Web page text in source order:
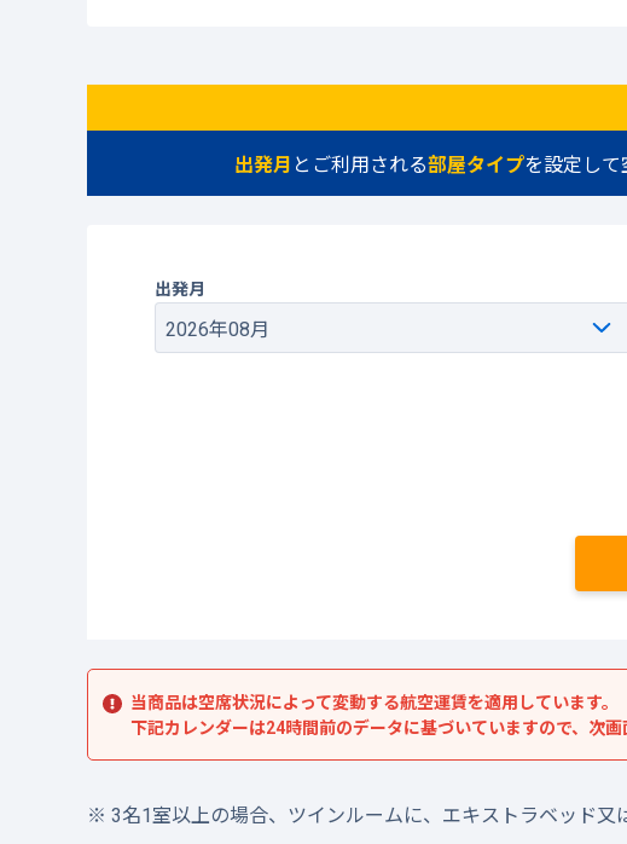
出発月 とご利用される部屋タイプを設定し
出発月
当商品は空席状況によって変動する航空運賃を適用しています。
下記カレンダーは24時間前のデータに基づいていますので、次
3名1室以上の場合、ツインルームに、エキストラベッド